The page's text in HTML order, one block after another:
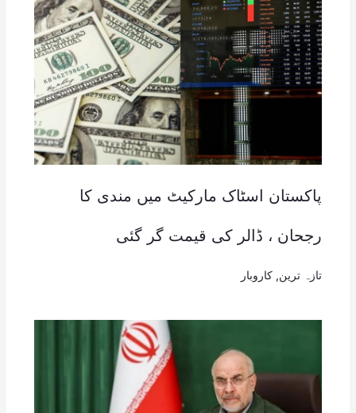
پاکستان اسٹاک مارکیٹ میں مندی کا
رجحان ، ڈالر کی قیمت گر گئی
تازہ ترین کاروبار